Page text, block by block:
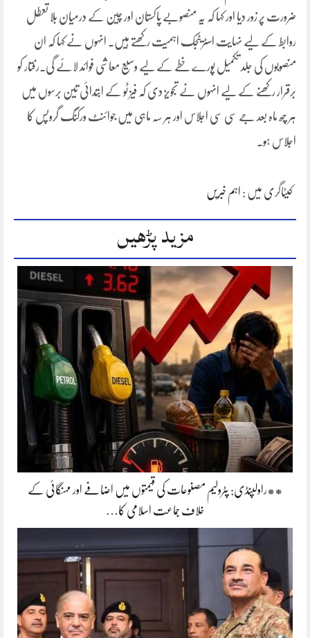
ضرورت پر زور دیا اور کہا کہ یہ منصوبے پاکستان اور چین کے درمیان بلا تعطل
روابط کے لیے نہایت اسٹریٹجک اہمیت رکھتے ہیں۔ انہوں نے کہا کہ ان
منصوبوں کی جلد تکمیل پورے خطے کے لیے وسیع معاشی فوائد لائے گی۔رفتار کو
برقرار رکھنے کے لیے انہوں نے تجویز دی کہ فیز ٹو کے ابتدائی تین برسوں میں
ہر چھ ماہ بعد جے سی سی اجلاس اور ہر سہ ماہی میں جوائنٹ ورکنگ گروپس کا
اجلاس ہو۔
کیٹاگری میں : اہم خبریں
مزید پڑھیں
**راولپنڈی: پٹرولیم مصنوعات کی قیمتوں میں اضافے اور مہنگائی کے
خلاف جماعت اسلامی کا…